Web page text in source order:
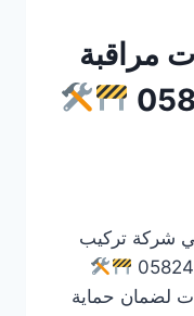
مراقبة
شركة تركيب
لضمان حماية